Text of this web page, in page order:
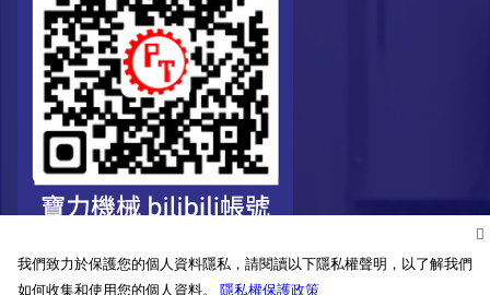
我們致力於保護您的個人資料隱私，請閱讀以下隱私權聲明，以了解我們
如何收集和使用您的個人資料。 隱私權保護政策